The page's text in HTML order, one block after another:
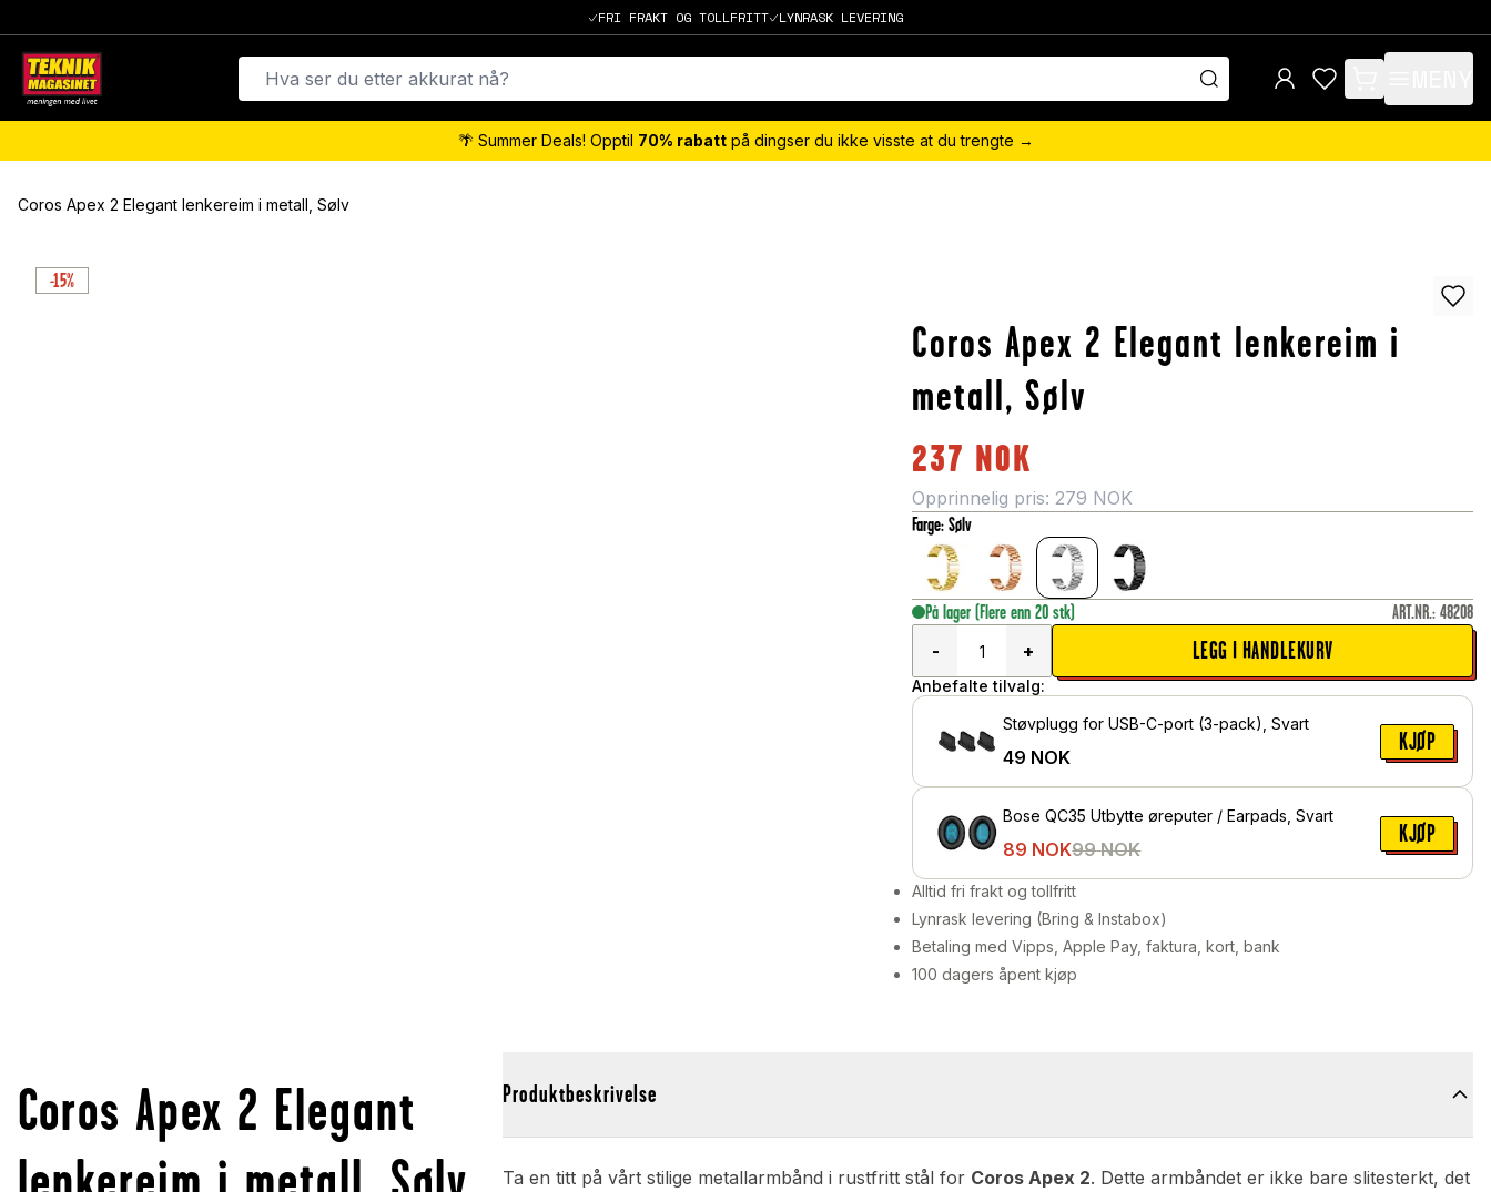
FRI FRAKT OG TOLLFRITT LYNRASK LEVERING
items in cart, view
🌴 Summer Deals! Opptil 70% rabattpå dingser du ikke visste at du trengte →
Coros Apex 2 Elegant lenkereim i metall, Sølv
-15%
Coros Apex 2 Elegant lenkereim i
metall, Sølv
237 NOK
Opprinnelig pris: 279 NOK
Farge:Sølv
På lager (Flere enn 20 stk) ART.NR.: 48208
-
+ LEGG I HANDLEKURV
Anbefalte tilvalg:
Støvplugg for USB-C-port (3-pack), Svart
49 NOK
KJØP
Bose QC35 Utbytte øreputer / Earpads, Svart
89 NOK99 NOK
KJØP
Alltid fri frakt og tollfritt
Lynrask levering (Bring & Instabox)
Betaling med Vipps, Apple Pay, faktura, kort, bank
100 dagers åpent kjøp
Coros Apex 2 Elegant
Produktbeskrivelse
Ta en titt på vårt stilige metallarmbånd i rustfritt stål for Coros Apex 2. Dette armbåndet er ikke bare slitesterkt, det